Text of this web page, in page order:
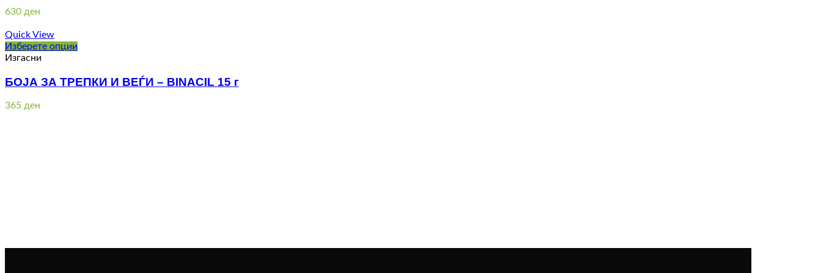
630 ден
Quick View
Изберете опции
Изгасни
БОЈА ЗА ТРЕПКИ И ВЕЃИ – BINACIL 15 г
365 ден